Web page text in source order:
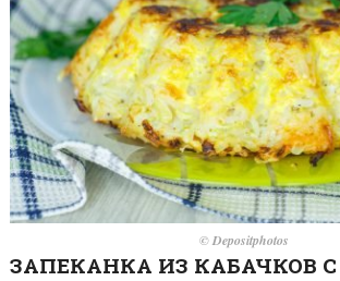
© Depositphotos
ЗАПЕКАНКА ИЗ КАБАЧКОВ